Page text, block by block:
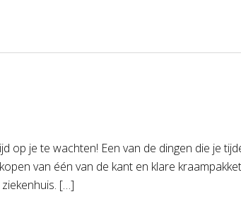
op je te wachten! Een van de dingen die je
van één van de kant en klare
[…]